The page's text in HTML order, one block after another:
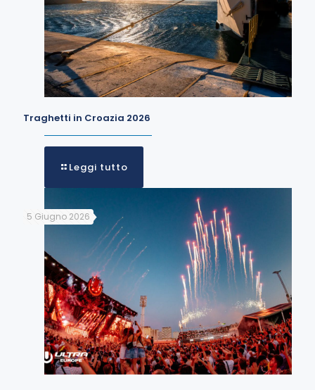
Traghetti in Croazia 2026
Leggi tutto
5 Giugno 2026